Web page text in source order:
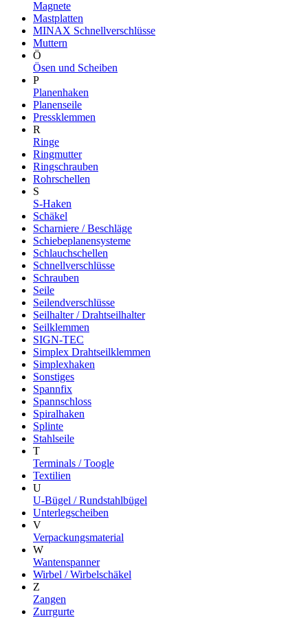
Magnete
Mastplatten
MINAX Schnellverschlüsse
Muttern
Ö
Ösen und Scheiben
P
Planenhaken
Planenseile
Pressklemmen
R
Ringe
Ringmutter
Ringschrauben
Rohrschellen
S
S-Haken
Schäkel
Scharniere / Beschläge
Schiebeplanensysteme
Schlauchschellen
Schnellverschlüsse
Schrauben
Seile
Seilendverschlüsse
Seilhalter / Drahtseilhalter
Seilklemmen
SIGN-TEC
Simplex Drahtseilklemmen
Simplexhaken
Sonstiges
Spannfix
Spannschloss
Spiralhaken
Splinte
Stahlseile
T
Terminals / Toogle
Textilien
U
U-Bügel / Rundstahlbügel
Unterlegscheiben
V
Verpackungsmaterial
W
Wantenspanner
Wirbel / Wirbelschäkel
Z
Zangen
Zurrgurte